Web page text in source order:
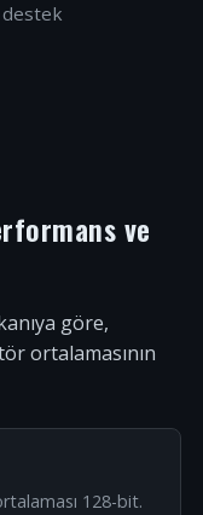
destek
ve
göre,
ortalamasının
128-bit.